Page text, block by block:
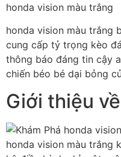
honda vision màu trắng
honda vision màu trắng
cung cấp tỷ trọng kèo
thông báo đáng tin cậy
chiến béo bé dại bỏng
Giới thiệu
honda vision màu trắng